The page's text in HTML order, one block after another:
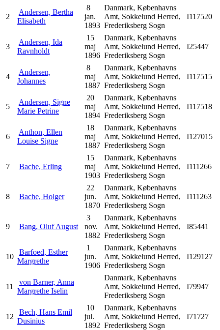
2
Andersen, Bertha
Elisabeth
8
jan.
1893
Danmark, Københavns
Amt, Sokkelund Herred,
Frederiksberg Sogn
I117520
3
Andersen, Ida
Ravnholdt
15
maj
1896
Danmark, Københavns
Amt, Sokkelund Herred,
Frederiksberg Sogn
I25447
4
Andersen,
Johannes
8
maj
1887
Danmark, Københavns
Amt, Sokkelund Herred,
Frederiksberg Sogn
I117515
5
Andersen, Signe
Marie Petrine
20
maj
1894
Danmark, Københavns
Amt, Sokkelund Herred,
Frederiksberg Sogn
I117518
6
Anthon, Ellen
Louise Signe
18
maj
1887
Danmark, Københavns
Amt, Sokkelund Herred,
Frederiksberg Sogn
I127015
7 Bache, Erling
15
maj
1903
Danmark, Københavns
Amt, Sokkelund Herred,
Frederiksberg Sogn
I111266
8 Bache, Holger
22
jun.
1870
Danmark, Københavns
Amt, Sokkelund Herred,
Frederiksberg Sogn
I111263
9 Bang, Oluf August
3
nov.
1882
Danmark, Københavns
Amt, Sokkelund Herred,
Frederiksberg Sogn
I85441
10
Barfoed, Esther
Margrethe
1
jun.
1906
Danmark, Københavns
Amt, Sokkelund Herred,
Frederiksberg Sogn
I129127
11
von Barner, Anna
Margrethe Iselin
Danmark, Københavns
Amt, Sokkelund Herred,
Frederiksberg Sogn
I79947
12
Bech, Hans Emil
Dusinius
10
jul.
1892
Danmark, Københavns
Amt, Sokkelund Herred,
Frederiksberg Sogn
I71727